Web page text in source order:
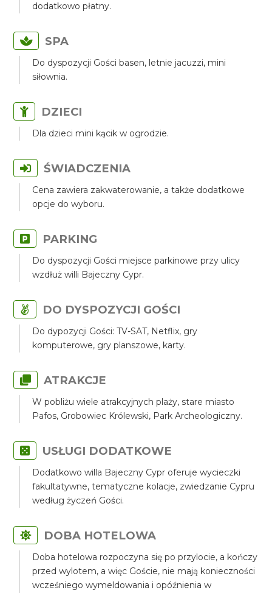
dodatkowo płatny.
SPA
Do dyspozycji Gości basen, letnie jacuzzi, mini
siłownia.
DZIECI
Dla dzieci mini kącik w ogrodzie.
ŚWIADCZENIA
Cena zawiera zakwaterowanie, a także dodatkowe
opcje do wyboru.
PARKING
Do dyspozycji Gości miejsce parkinowe przy ulicy
wzdłuż willi Bajeczny Cypr.
DO DYSPOZYCJI GOŚCI
Do dypozycji Gości: TV-SAT, Netflix, gry
komputerowe, gry planszowe, karty.
ATRAKCJE
W pobliżu wiele atrakcyjnych plaży, stare miasto
Pafos, Grobowiec Królewski, Park Archeologiczny.
USŁUGI DODATKOWE
Dodatkowo willa Bajeczny Cypr oferuje wycieczki
fakultatywne, tematyczne kolacje, zwiedzanie Cypru
według życzeń Gości.
DOBA HOTELOWA
Doba hotelowa rozpoczyna się po przylocie, a kończy
przed wylotem, a więc Goście, nie mają konieczności
wcześniego wymeldowania i opóźnienia w